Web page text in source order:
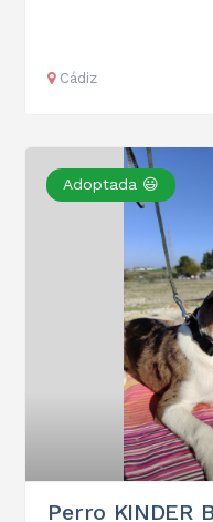
Cádiz
Adoptada 😃
Perro KINDER